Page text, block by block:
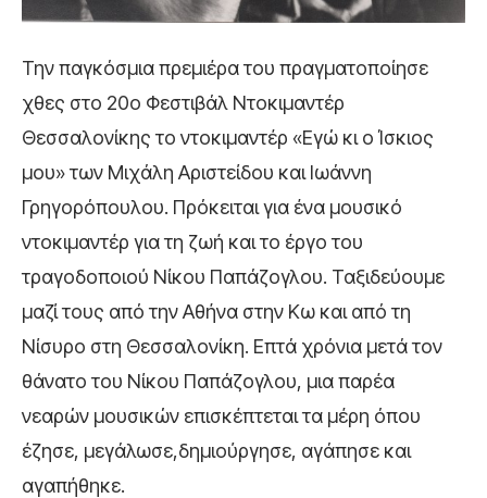
Την παγκόσμια πρεμιέρα του πραγματοποίησε
χθες στο 20ο Φεστιβάλ Ντοκιμαντέρ
Θεσσαλονίκης το ντοκιμαντέρ «Εγώ κι ο Ίσκιος
μου» των Μιχάλη Αριστείδου και Ιωάννη
Γρηγορόπουλου. Πρόκειται για ένα μουσικό
ντοκιμαντέρ για τη ζωή και το έργο του
τραγοδοποιού Νίκου Παπάζογλου. Ταξιδεύουμε
μαζί τους από την Αθήνα στην Κω και από τη
Νίσυρο στη Θεσσαλονίκη. Επτά χρόνια μετά τον
θάνατο του Νίκου Παπάζογλου, μια παρέα
νεαρών μουσικών επισκέπτεται τα μέρη όπου
έζησε, μεγάλωσε,δημιούργησε, αγάπησε και
αγαπήθηκε.